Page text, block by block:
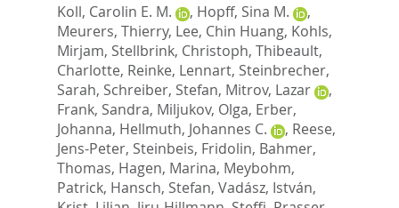
Koll, Carolin E. M. , Hopff, Sina M.
,
Meurers, Thierry, Lee, Chin Huang, Kohls,
Mirjam, Stellbrink, Christoph, Thibeault,
Charlotte, Reinke, Lennart, Steinbrecher,
Sarah, Schreiber, Stefan, Mitrov, Lazar
,
Frank, Sandra, Miljukov, Olga, Erber,
Johanna, Hellmuth, Johannes C. , Reese,
Jens-Peter, Steinbeis, Fridolin, Bahmer,
Thomas, Hagen, Marina, Meybohm,
Patrick, Hansch, Stefan, Vadász, István,